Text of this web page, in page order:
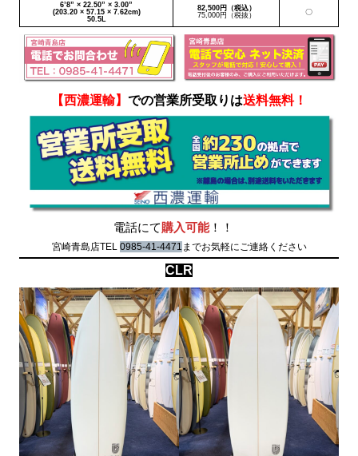
6’8” × 22.50” × 3.00”
(203.20 × 57.15 × 7.62cm)
50.5L
82,500円（税込）
75,000円（税抜）
〇
【西濃運輸】 での営業所受取りは送料無料！
電話にて 購入可能！！
宮崎青島店TEL 0985-41-4471 までお気軽にご連絡ください
CLR